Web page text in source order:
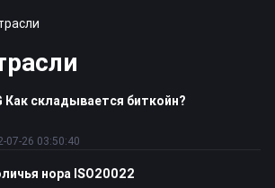
Как складывается биткойн?
07-26 03:50:40
нора ISO20022